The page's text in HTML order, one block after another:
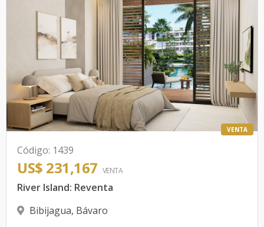
VENTA
Código: 1439
US$ 231,167 VENTA
River Island: Reventa
Bibijagua, Bávaro